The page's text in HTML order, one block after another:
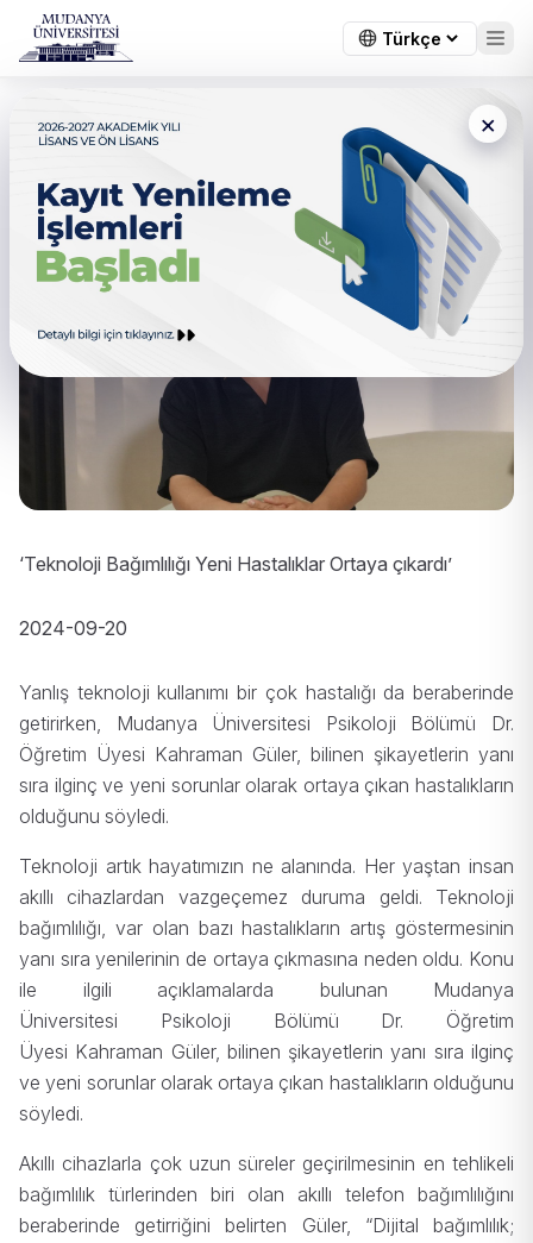
×
‘Teknoloji Bağımlılığı Yeni
Hastalıklar Ortaya çıkardı’
‘Teknoloji Bağımlılığı Yeni Hastalıklar Ortaya çıkardı’
2024-09-20
Yanlış teknoloji kullanımı bir çok hastalığı da beraberinde
getirirken, Mudanya Üniversitesi Psikoloji Bölümü Dr.
Öğretim Üyesi Kahraman Güler, bilinen şikayetlerin yanı
sıra ilginç ve yeni sorunlar olarak ortaya çıkan hastalıkların
olduğunu söyledi.
Teknoloji artık hayatımızın ne alanında. Her yaştan insan
akıllı cihazlardan vazgeçemez duruma geldi. Teknoloji
bağımlılığı, var olan bazı hastalıkların artış göstermesinin
yanı sıra yenilerinin de ortaya çıkmasına neden oldu. Konu
ile ilgili açıklamalarda bulunan Mudanya
Üniversitesi Psikoloji Bölümü Dr. Öğretim
Üyesi Kahraman Güler, bilinen şikayetlerin yanı sıra ilginç
ve yeni sorunlar olarak ortaya çıkan hastalıkların olduğunu
söyledi.
Akıllı cihazlarla çok uzun süreler geçirilmesinin en tehlikeli
bağımlılık türlerinden biri olan akıllı telefon bağımlılığını
beraberinde getirriğini belirten Güler, “Dijital bağımlılık;